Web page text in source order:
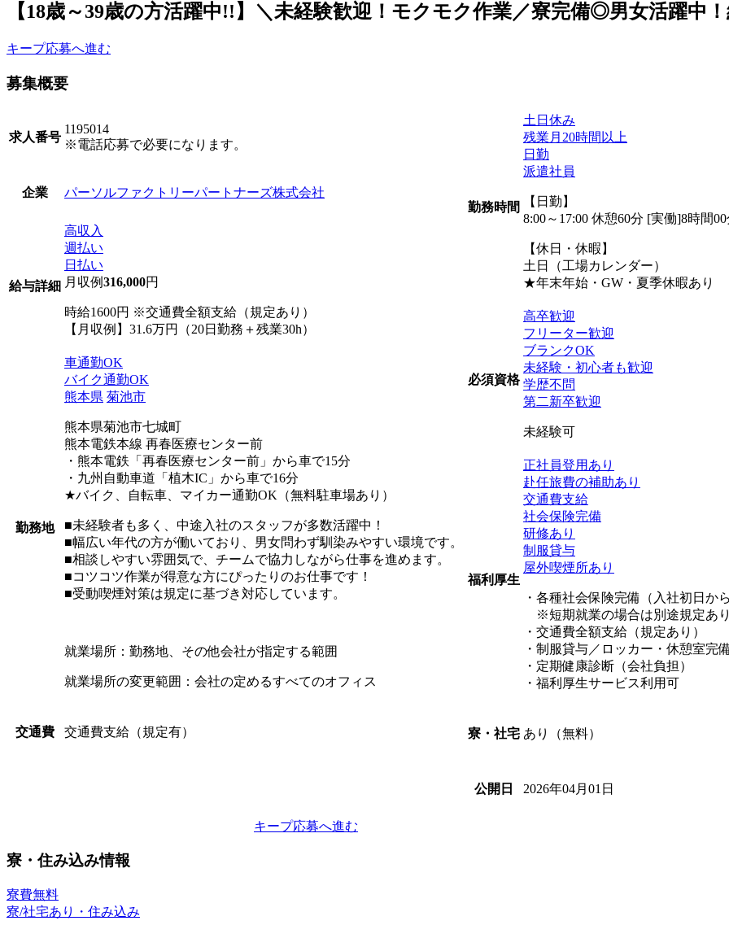
【18歳～39歳の方活躍中!!】＼未経験歓迎！モクモク作業／寮完備◎男女活躍中
キープ応募へ進む
募集概要
求人番号
1195014
※電話応募で必要になります。
企業 パーソルファクトリーパートナーズ株式会社
給与詳細
高収入
週払い
日払い
月収例316,000円
時給1600円 ※交通費全額支給（規定あり）
【月収例】31.6万円（20日勤務＋残業30h）
勤務地
車通勤OK
バイク通勤OK
熊本県 菊池市
熊本県菊池市七城町
熊本電鉄本線 再春医療センター前
・熊本電鉄「再春医療センター前」から車で15分
・九州自動車道「植木IC」から車で16分
★バイク、自転車、マイカー通勤OK（無料駐車場あり）
■未経験者も多く、中途入社のスタッフが多数活躍中！
■幅広い年代の方が働いており、男女問わず馴染みやすい環境です。
■相談しやすい雰囲気で、チームで協力しながら仕事を進めます。
■コツコツ作業が得意な方にぴったりのお仕事です！
■受動喫煙対策は規定に基づき対応しています。
就業場所：勤務地、その他会社が指定する範囲
就業場所の変更範囲：会社の定めるすべてのオフィス
交通費 交通費支給（規定有）
勤務時間
土日休み
残業月20時間以上
日勤
派遣社員
【日勤】
8:00～17:00 休憩60分 [実働]8時間
【休日・休暇】
土日（工場カレンダー）
★年末年始・GW・夏季休暇あり
必須資格
高卒歓迎
フリーター歓迎
ブランクOK
未経験・初心者も歓迎
学歴不問
第二新卒歓迎
未経験可
福利厚生
正社員登用あり
赴任旅費の補助あり
交通費支給
社会保険完備
研修あり
制服貸与
屋外喫煙所あり
・各種社会保険完備（入社初日か
※短期就業の場合は別途規定あ
・交通費全額支給（規定あり）
・制服貸与／ロッカー・休憩室完
・定期健康診断（会社負担）
・福利厚生サービス利用可
寮・社宅 あり（無料）
公開日 2026年04月01日
キープ応募へ進む
寮・住み込み情報
寮費無料
寮/社宅あり・住み込み